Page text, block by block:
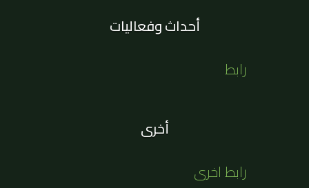
أحداث وفعاليات
رابط
أخرى
رابط اخرى